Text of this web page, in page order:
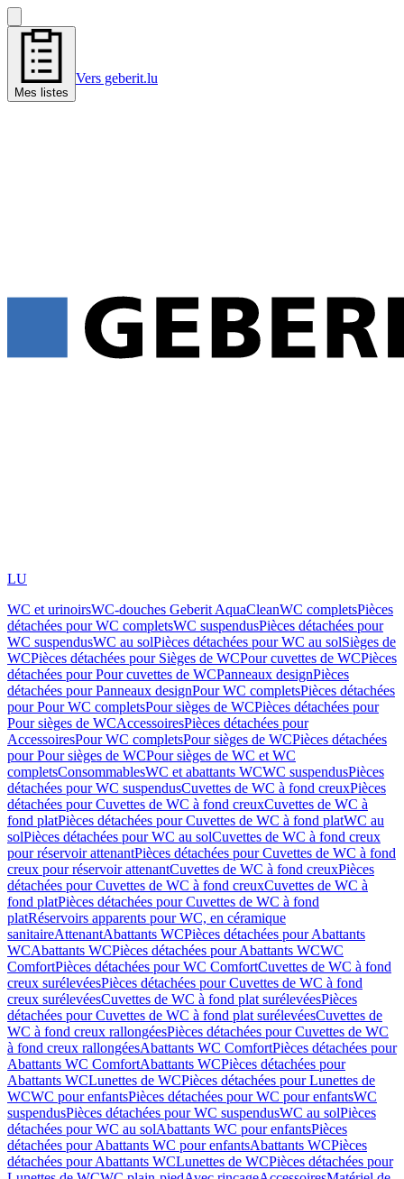
Mes listes
Vers geberit.lu
LU
WC et urinoirsWC-douches Geberit AquaCleanWC completsPièces
détachées pour WC completsWC suspendusPièces détachées pour
WC suspendusWC au solPièces détachées pour WC au solSièges de
WCPièces détachées pour Sièges de WCPour cuvettes de WCPièces
détachées pour Pour cuvettes de WCPanneaux designPièces
détachées pour Panneaux designPour WC completsPièces détachées
pour Pour WC completsPour sièges de WCPièces détachées pour
Pour sièges de WCAccessoiresPièces détachées pour
AccessoiresPour WC completsPour sièges de WCPièces détachées
pour Pour sièges de WCPour sièges de WC et WC
completsConsommablesWC et abattants WCWC suspendusPièces
détachées pour WC suspendusCuvettes de WC à fond creuxPièces
détachées pour Cuvettes de WC à fond creuxCuvettes de WC à
fond platPièces détachées pour Cuvettes de WC à fond platWC au
solPièces détachées pour WC au solCuvettes de WC à fond creux
pour réservoir attenantPièces détachées pour Cuvettes de WC à fond
creux pour réservoir attenantCuvettes de WC à fond creuxPièces
détachées pour Cuvettes de WC à fond creuxCuvettes de WC à
fond platPièces détachées pour Cuvettes de WC à fond
platRéservoirs apparents pour WC, en céramique
sanitaireAttenantAbattants WCPièces détachées pour Abattants
WCAbattants WCPièces détachées pour Abattants WCWC
ComfortPièces détachées pour WC ComfortCuvettes de WC à fond
creux surélevéesPièces détachées pour Cuvettes de WC à fond
creux surélevéesCuvettes de WC à fond plat surélevéesPièces
détachées pour Cuvettes de WC à fond plat surélevéesCuvettes de
WC à fond creux rallongéesPièces détachées pour Cuvettes de WC
à fond creux rallongéesAbattants WC ComfortPièces détachées pour
Abattants WC ComfortAbattants WCPièces détachées pour
Abattants WCLunettes de WCPièces détachées pour Lunettes de
WCWC pour enfantsPièces détachées pour WC pour enfantsWC
suspendusPièces détachées pour WC suspendusWC au solPièces
détachées pour WC au solAbattants WC pour enfantsPièces
détachées pour Abattants WC pour enfantsAbattants WCPièces
détachées pour Abattants WCLunettes de WCPièces détachées pour